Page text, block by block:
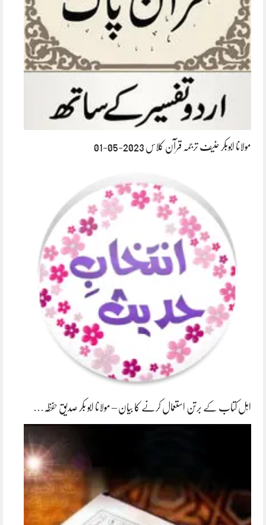
مولانا ابوبکر حنیف ترجمہ قرآن کلاس 2023-05-01
اہل کتاب کے برتن استعمال کرنے کا بیان – مولانا ابو بکر صدیق حفظہ…